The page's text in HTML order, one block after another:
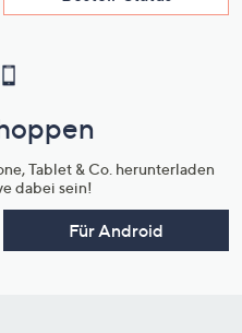
Tablet & Co. herunterladen
dabei sein!
Für Android